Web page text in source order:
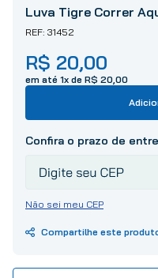
Luva Tigre Correr
31452
R$ 20,00
em até 1x de R$ 20 00
Não sei meu CEP
7º
chuveiro
8º
cimento
9º
telha
10º tinta